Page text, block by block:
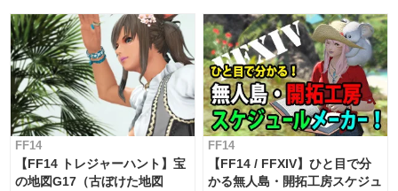
FF14
【FF14 トレジャーハント】宝
の地図G17（古ぼけた地図
FF14
【FF14 / FFXIV】ひと目で分
かる無人島・開拓工房スケジュ